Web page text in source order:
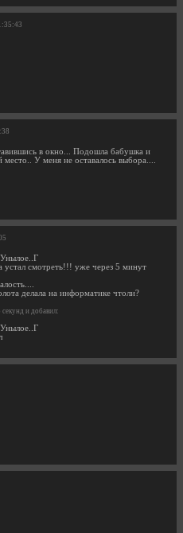
в окно... Подошла бабушка и
У меня не оставалось выбора....
Унылое..Г
устал смотреть!!! уже через 5 минут
делала на информатике чтоли?
секунд и добавил:
Унылое..Г